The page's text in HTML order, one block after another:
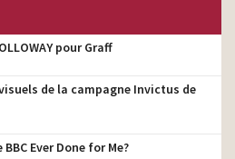
pour Graff
de la campagne Invictus de
BBC Ever Done for Me?